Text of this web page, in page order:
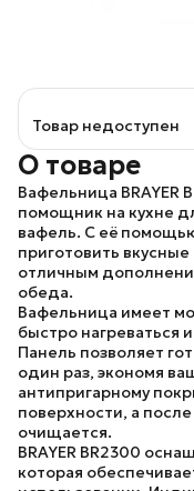
Товар недоступен
О товаре
Вафельница BRAYER
помощник на кухне
вафель. С её
приготовить
отличным
обеда.
Вафельница имеет
быстро нагреваться
Панель позволяет
один раз, экономя
антипригарному
поверхности, а
очищается.
BRAYER BR2300
которая